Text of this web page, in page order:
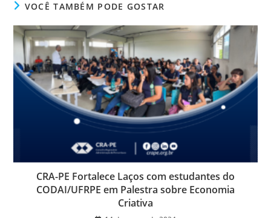
VOCÊ TAMBÉM PODE GOSTAR
CRA-PE Fortalece Laços com estudantes do
CODAI/UFRPE em Palestra sobre Economia
Criativa